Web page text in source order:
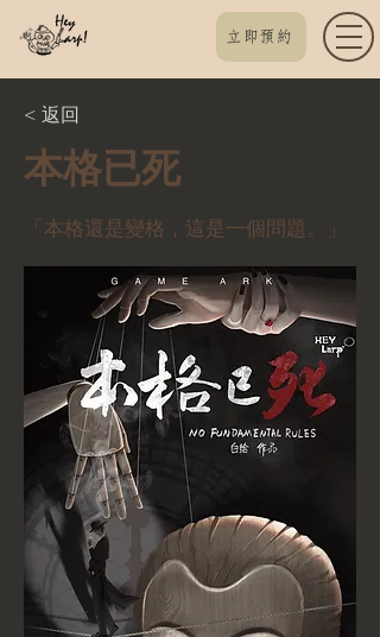
立即預約
< 返回
本格已死
「本格還是變格，這是一個問題。」